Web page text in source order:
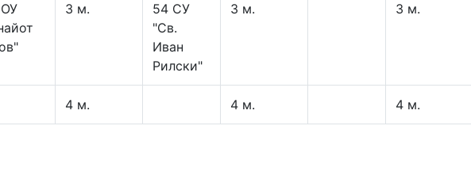
3 м.
54 СУ
"Св.
Иван
Рилски"
3 м. 3 м.
4 м. 4 м. 4 м.